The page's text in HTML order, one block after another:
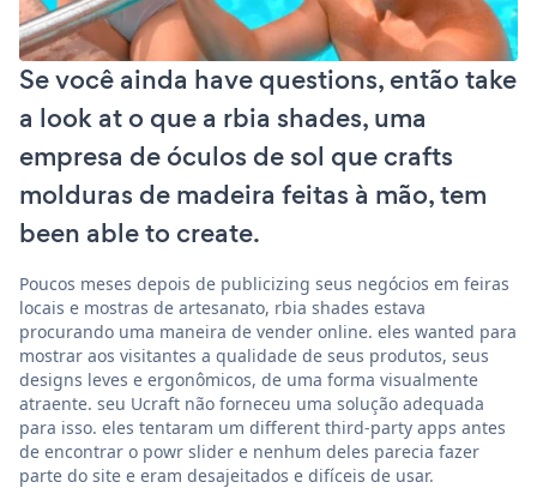
Se você ainda have questions, então take
a look at o que a rbia shades, uma
empresa de óculos de sol que crafts
molduras de madeira feitas à mão, tem
been able to create.
Poucos meses depois de publicizing seus negócios em feiras
locais e mostras de artesanato, rbia shades estava
procurando uma maneira de vender online. eles wanted para
mostrar aos visitantes a qualidade de seus produtos, seus
designs leves e ergonômicos, de uma forma visualmente
atraente. seu Ucraft não forneceu uma solução adequada
para isso. eles tentaram um different third-party apps antes
de encontrar o powr slider e nenhum deles parecia fazer
parte do site e eram desajeitados e difíceis de usar.